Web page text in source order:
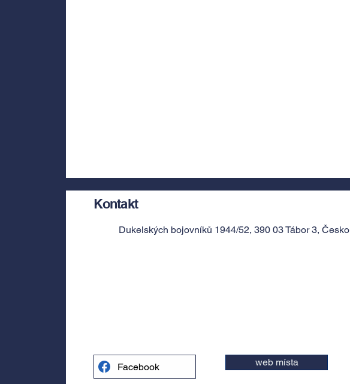
Kontakt
Dukelských bojovníků 1944/52, 390 03 Tábor 3, Česko
Facebook web místa